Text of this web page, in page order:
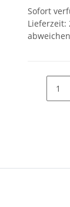
Sofort
Lieferzeit: